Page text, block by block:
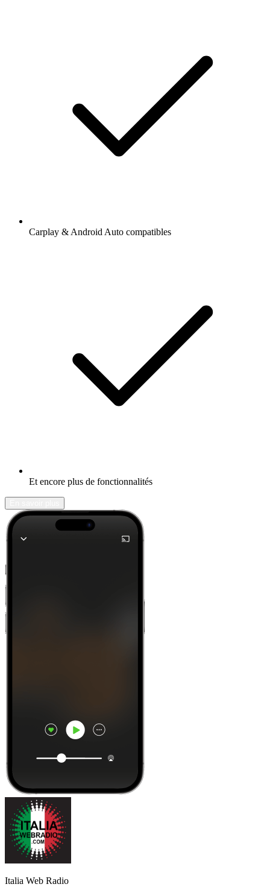
Carplay & Android Auto compatibles
Et encore plus de fonctionnalités
Italia Web Radio